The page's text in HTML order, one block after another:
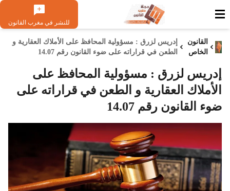
للنشر في مغرب القانون
القانون
الخاص
إدريس لزرق : مسؤولية المحافظ على الأملاك العقارية و
الطعن في قراراته على ضوء القانون رقم 14.07
إدريس لزرق : مسؤولية المحافظ على
الأملاك العقارية و الطعن في قراراته على
ضوء القانون رقم 14.07